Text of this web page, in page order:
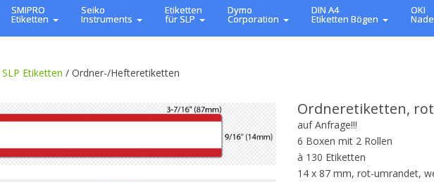
SMIPRO
Etiketten
Seiko
Instruments
Etiketten
für SLP
Dymo
Corporation
DIN A4
Etiketten Bögen
OKI
SLP Etiketten / Ordner-/Hefteretiketten
Ordneretiketten,
auf Anfrage!!!
6 Boxen mit 2 Rollen
à 130 Etiketten
14 x 87 mm, rot-umrandet,